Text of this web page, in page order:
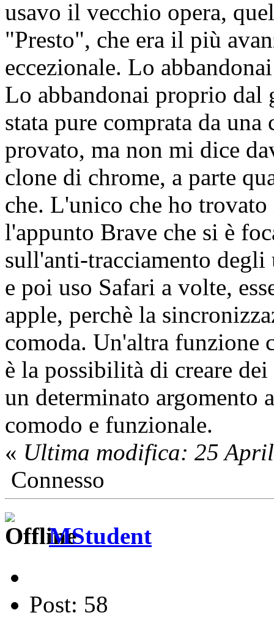
usavo il vecchio opera,
"Presto", che era il più
eccezionale. Lo
Lo abbandonai proprio dal
stata pure comprata da
provato, ma non mi dice
clone di chrome, a parte
che. L'unico che ho trovato
l'appunto Brave che si è
sull'anti-tracciamento
e poi uso Safari a volte,
apple, perchè la
comoda. Un'altra funzione
è la possibilità di creare
un determinato argomento
comodo e funzionale.
« Ultima modifica: 25
Connesso
MStudent
Post: 58